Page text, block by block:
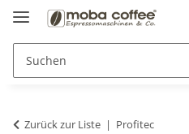
Zurück zur Liste Profitec